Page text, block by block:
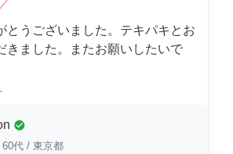
とうございました。テキパキとお
きました。またお願いしたいで
check_circle
60代 / 東京都